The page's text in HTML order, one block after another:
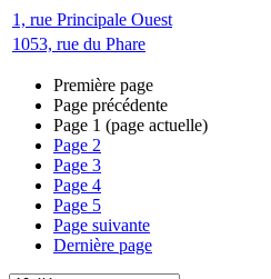
1, rue Principale Ouest
1053, rue du Phare
Première page
Page précédente
Page 1 (page actuelle)
Page 2
Page 3
Page 4
Page 5
Page suivante
Dernière page